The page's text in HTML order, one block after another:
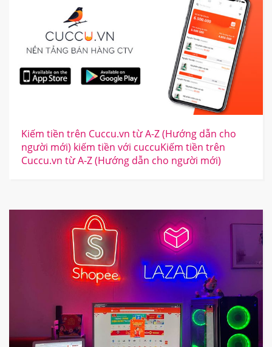
Kiếm tiền trên Cuccu.vn từ A-Z (Hướng dẫn cho
người mới) kiếm tiền với cuccuKiếm tiền trên
Cuccu.vn từ A-Z (Hướng dẫn cho người mới)